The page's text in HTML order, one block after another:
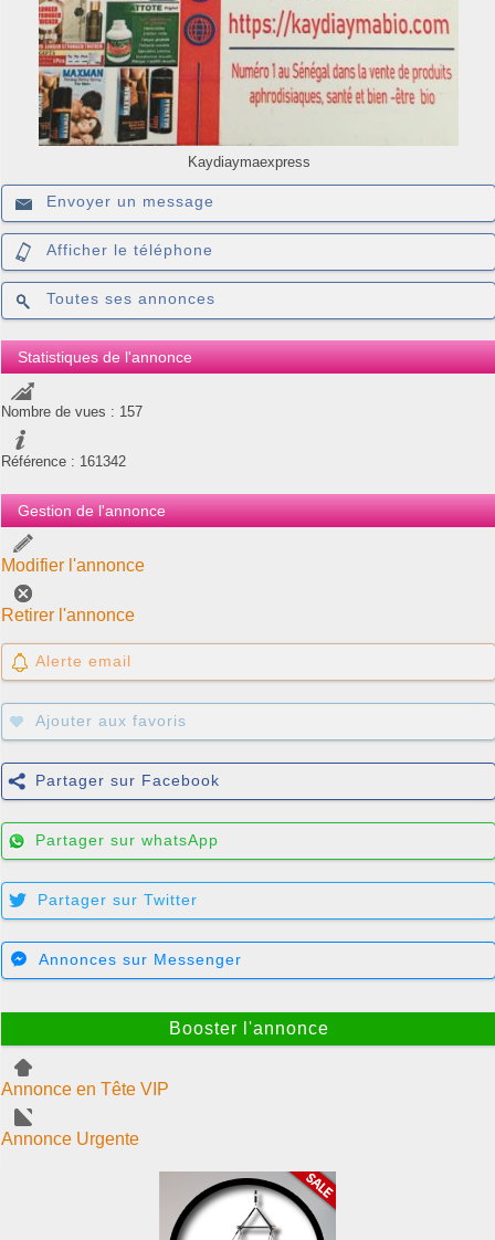
Kaydiaymaexpress
Envoyer un message
Afficher le téléphone
Toutes ses annonces
Statistiques de l'annonce
Nombre de vues : 157
Référence : 161342
Gestion de l'annonce
Modifier l'annonce
Retirer l'annonce
Alerte email
Ajouter aux favoris
Partager sur Facebook
Partager sur whatsApp
Partager sur Twitter
Annonces sur Messenger
Booster l'annonce
Annonce en Tête VIP
Annonce Urgente